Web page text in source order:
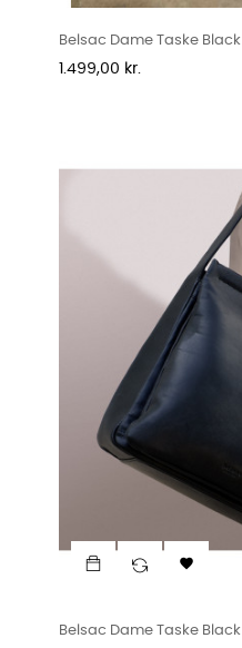
Belsac Dame Taske Black
Pris
1.499,00 kr.

Belsac Dame Taske Black